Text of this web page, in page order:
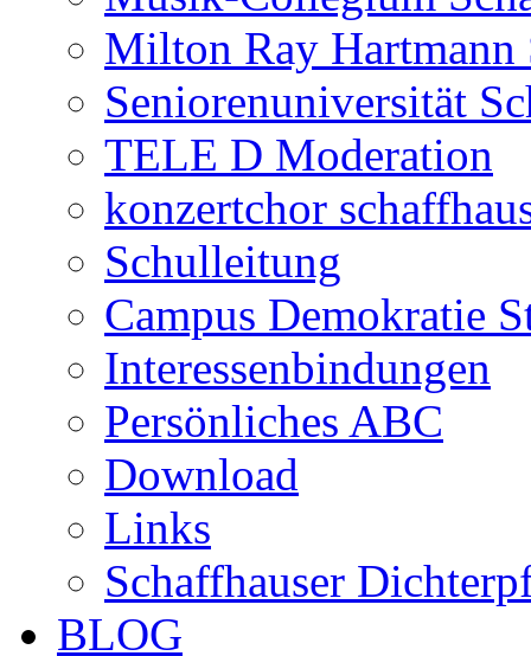
Milton Ray
Seniorenuniversität
TELE D Moderation
konzertchor
Schulleitung
Campus Demokratie
Interessenbindungen
Persönliches ABC
Download
Links
Schaffhauser
BLOG